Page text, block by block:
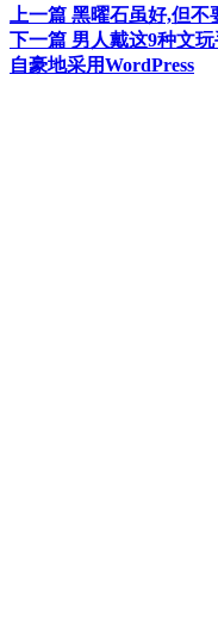
文
章
上一篇 上
篇
文
黑曜石虽好,但不
下一篇 下
篇
男人戴这9种文
自豪地采用WordPress